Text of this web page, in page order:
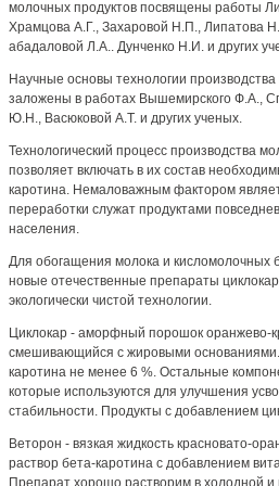
молочных продуктов посвящены работы
Храмцова А.Г., Захаровой Н.П., Липатова
абадаловой Л.А.. Дунченко Н.И. и других
Научные основы технологии
заложены в работах Вышемирского Ф.А.,
Ю.Н., Васюковой А.Т. и других ученых.
Технологический процесс производства
позволяет включать в их состав
каротина. Немаловажным фактором
переработки служат продуктами
населения.
Для обогащения молока и кисломолочных
новые отечественные препараты
экологически чистой технологии.
Циклокар - аморфный порошок оранжево-
смешивающийся с жировыми
каротина не менее 6 %. Остальные
которые используются для улучшения
стабильности. Продукты с добавлением
Веторон - вязкая жидкость красновато-
раствор бета-каротина с добавлением
Препарат хорошо растворим в холодной